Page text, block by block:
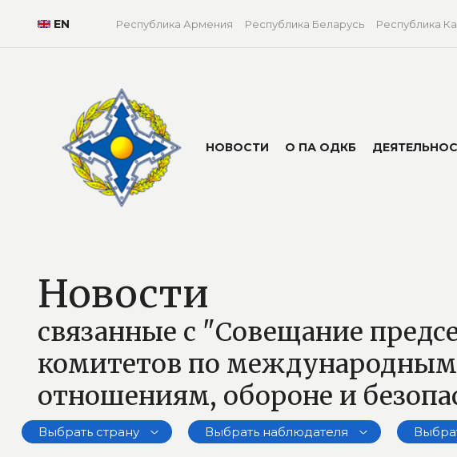
EN Республика Армения Республика Беларусь Республика
НОВОСТИ О ПА ОДКБ
Новости
связанные с "Совещание
комитетов по международным
отношениям, обороне и
Выбрать страну Выбрать наблюдателя